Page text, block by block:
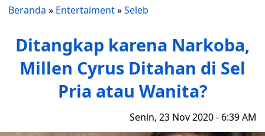
Beranda » Entertaiment»Seleb
Ditangkap karena Narkoba,
Millen Cyrus Ditahan di Sel
Pria atau Wanita?
Senin, 23 Nov 2020 - 6:39 AM